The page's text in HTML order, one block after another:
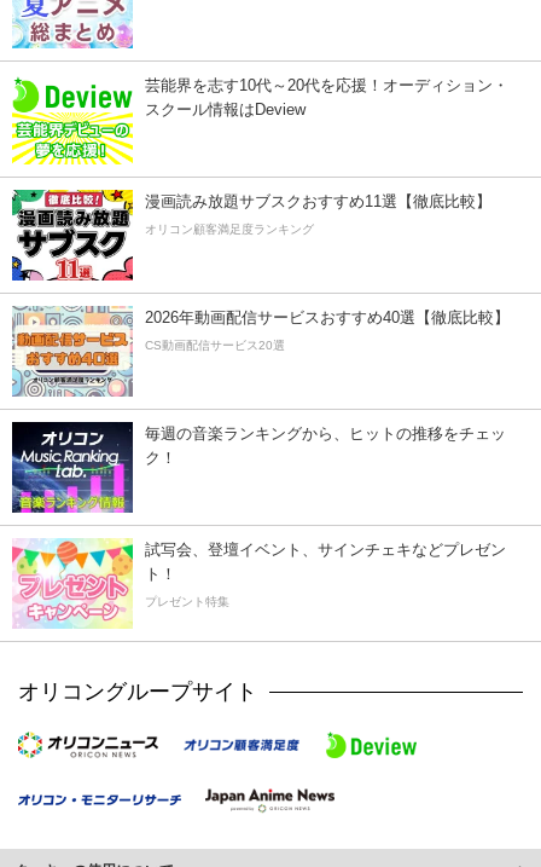
芸能界を志す10代～20代を応援！オーディション・
スクール情報はDeview
漫画読み放題サブスクおすすめ11選【徹底比較】
オリコン顧客満足度ランキング
2026年動画配信サービスおすすめ40選【徹底比較】
CS動画配信サービス20選
毎週の音楽ランキングから、ヒットの推移をチェッ
ク！
試写会、登壇イベント、サインチェキなどプレゼン
ト！
プレゼント特集
オリコングループサイト